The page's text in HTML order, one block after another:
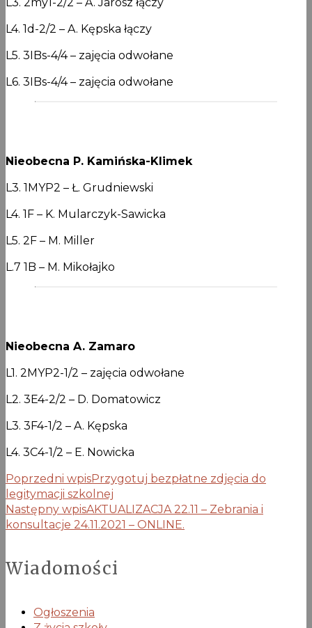
L4. 1d-2/2 – A. Kępska łączy
L5. 3IBs-4/4 – zajęcia odwołane
L6. 3IBs-4/4 – zajęcia odwołane
Nieobecna P. Kamińska-Klimek
L3. 1MYP2 – Ł. Grudniewski
L4. 1F – K. Mularczyk-Sawicka
L5. 2F – M. Miller
L.7 1B – M. Mikołajko
Nieobecna A. Zamaro
L1. 2MYP2-1/2 – zajęcia odwołane
L2. 3E4-2/2 – D. Domatowicz
L3. 3F4-1/2 – A. Kępska
L4. 3C4-1/2 – E. Nowicka
Poprzedni wpisPrzygotuj bezpłatne zdjęcia do
legitymacji szkolnej
Następny wpisAKTUALIZACJA 22.11 – Zebrania i
konsultacje 24.11.2021 – ONLINE.
Wiadomości
Ogłoszenia